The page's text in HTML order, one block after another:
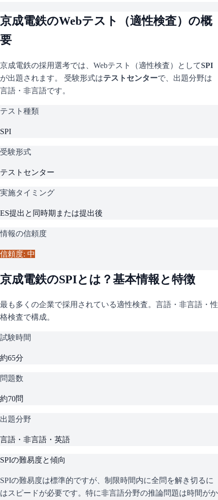
京成電鉄のWebテスト（適性検査）の概
要
京成電鉄の採用選考では、Webテスト（適性検査）としてSPI
が出題されます。 受験形式はテストセンターで、 出題分野は
言語・非言語です。
テスト種類
SPI
受験形式
テストセンター
実施タイミング
ES提出と同時期または提出後
情報の信頼度
信頼度: 中
京成電鉄のSPIとは？基本情報と特徴
最も多くの企業で採用されている適性検査。言語・非言語・性
格検査で構成。
試験時間
約65分
問題数
約70問
出題分野
言語・非言語・英語
SPIの難易度と傾向
SPIの難易度は標準的ですが、制限時間内に全問を解き切るに
はスピードが必要です。特に非言語分野の推論問題は時間がか